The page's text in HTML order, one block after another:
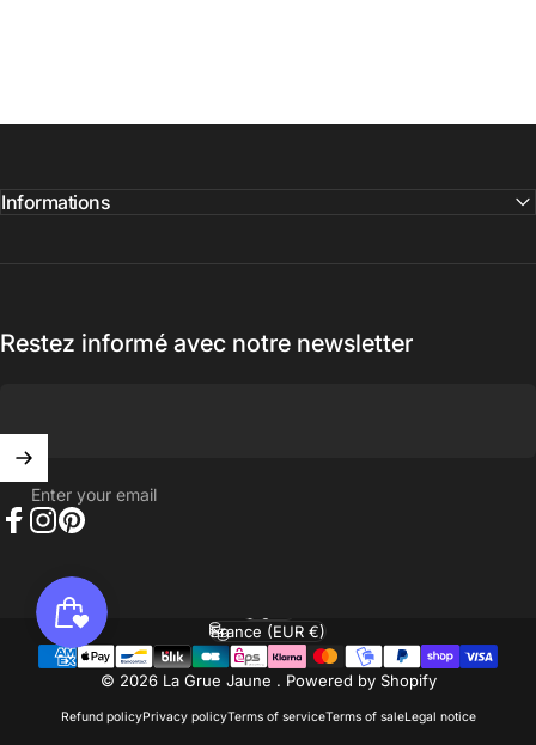
Informations
Restez informé avec notre newsletter
Enter your email
© 2026 La Grue Jaune . Powered by Shopify
Refund policyPrivacy policyTerms of serviceTerms of saleLegal notice
Language
Country/region
France (EUR €)